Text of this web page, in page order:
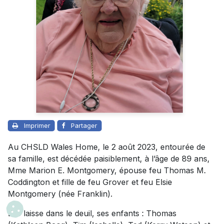
Imprimer Partager
Au CHSLD Wales Home, le 2 août 2023, entourée de
sa famille, est décédée paisiblement, à l’âge de 89 ans,
Mme Marion E. Montgomery, épouse feu Thomas M.
Coddington et fille de feu Grover et feu Elsie
Montgomery (née Franklin).
Elle laisse dans le deuil, ses enfants : Thomas